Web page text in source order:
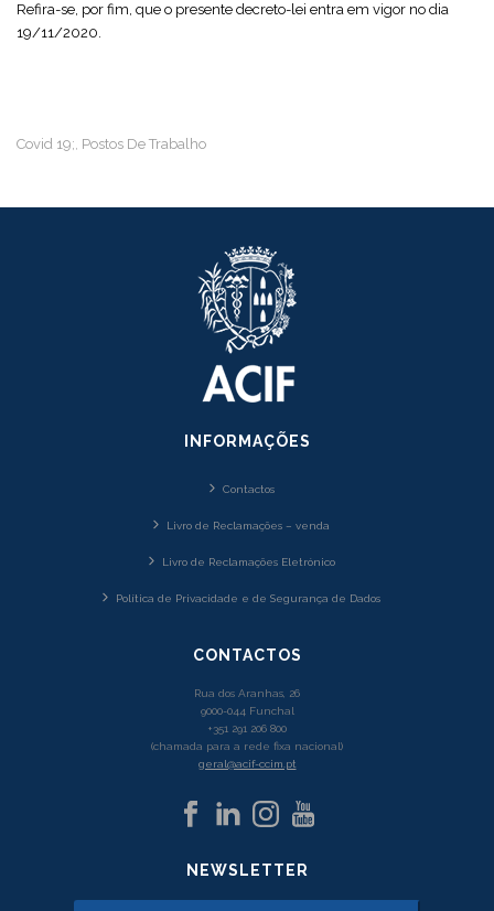
Refira-se, por fim, que o presente decreto-lei entra em vigor no dia
19/11/2020.
Covid 19;, Postos De Trabalho
INFORMAÇÕES
Contactos
Livro de Reclamações – venda
Livro de Reclamações Eletrónico
Política de Privacidade e de Segurança de Dados
CONTACTOS
Rua dos Aranhas, 26
9000-044 Funchal
+351 291 206 800
(chamada para a rede fixa nacional)
geral@acif-ccim.pt
NEWSLETTER